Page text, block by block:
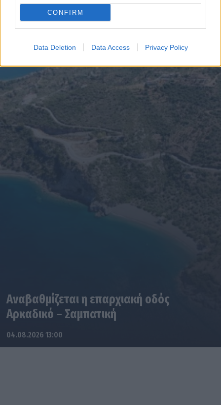
CONFIRM
Data Deletion Data Access Privacy Policy
Αναβαθμίζεται η επαρχιακή οδός
Αρκαδικό – Σαμπατική
04.08.2026 13:00